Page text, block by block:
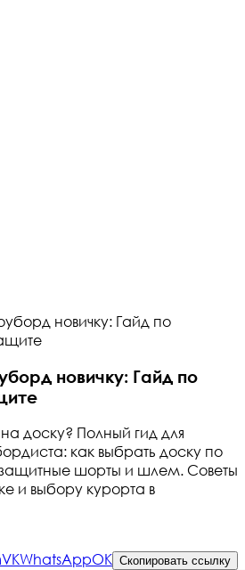
новичку: Гайд по
новичку: Гайд по
доску? Полный гид для
как выбрать доску по
шорты и шлем. Советы
и выбору курорта в
VKWhatsAppOK Скопировать ссылку